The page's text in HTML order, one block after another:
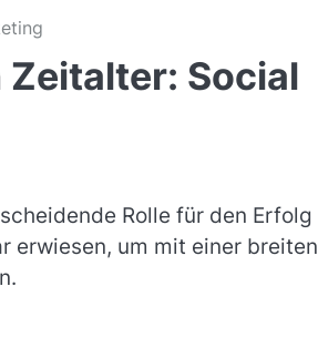
Social
Rolle für den Erfolg
erwiesen, um mit einer breiten